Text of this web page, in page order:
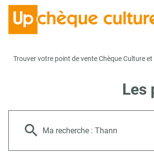
Trouver votre point de vente Chèque Culture et
Les
Ma recherche : Thann